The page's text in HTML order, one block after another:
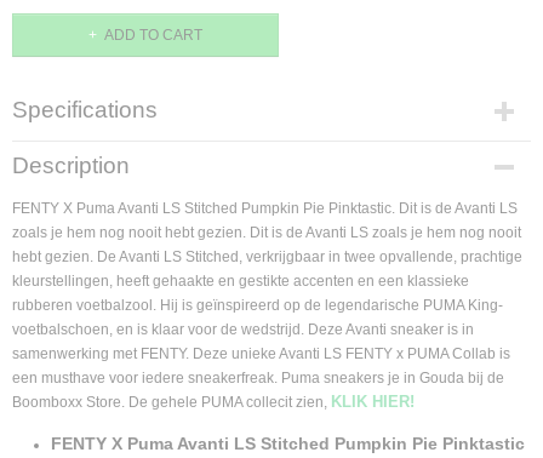
ADD TO CART
Specifications
Product code
404813.01.40
Supplier product code
404813.01
Description
FENTY X Puma Avanti LS Stitched Pumpkin Pie Pinktastic. Dit is de Avanti LS
zoals je hem nog nooit hebt gezien. Dit is de Avanti LS zoals je hem nog nooit
hebt gezien. De Avanti LS Stitched, verkrijgbaar in twee opvallende, prachtige
kleurstellingen, heeft gehaakte en gestikte accenten en een klassieke
rubberen voetbalzool. Hij is geïnspireerd op de legendarische PUMA King-
voetbalschoen, en is klaar voor de wedstrijd. Deze Avanti sneaker is in
samenwerking met FENTY. Deze unieke Avanti LS FENTY x PUMA Collab is
een musthave voor iedere sneakerfreak. Puma sneakers je in Gouda bij de
Boomboxx Store. De gehele PUMA collecit zien, KLIK HIER!
FENTY X Puma Avanti LS Stitched Pumpkin Pie Pinktastic